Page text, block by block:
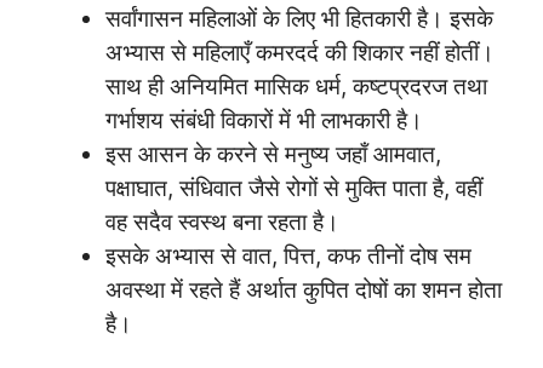
सर्वांगासन महिलाओं के लिए भी हितकारी है। इसके
अभ्यास से महिलाएँ कमरदर्द की शिकार नहीं होतीं।
साथ ही अनियमित मासिक धर्म, कष्टप्रदरज तथा
गर्भाशय संबंधी विकारों में भी लाभकारी है।
इस आसन के करने से मनुष्य जहाँ आमवात,
पक्षाघात, संधिवात जैसे रोगों से मुक्ति पाता है, वहीं
वह सदैव स्वस्थ बना रहता है।
इसके अभ्यास से वात, पित्त, कफ तीनों दोष सम
अवस्था में रहते हैं अर्थात कुपित दोषों का शमन होता
है।